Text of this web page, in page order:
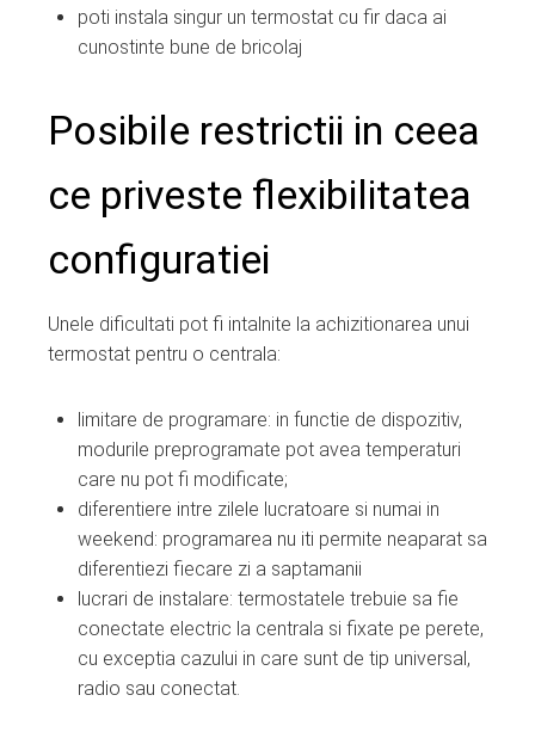
poti instala singur un termostat cu fir daca ai
cunostinte bune de bricolaj
Posibile restrictii in ceea
ce priveste flexibilitatea
configuratiei
Unele dificultati pot fi intalnite la achizitionarea unui
termostat pentru o centrala:
limitare de programare: in functie de dispozitiv,
modurile preprogramate pot avea temperaturi
care nu pot fi modificate;
diferentiere intre zilele lucratoare si numai in
weekend: programarea nu iti permite neaparat sa
diferentiezi fiecare zi a saptamanii
lucrari de instalare: termostatele trebuie sa fie
conectate electric la centrala si fixate pe perete,
cu exceptia cazului in care sunt de tip universal,
radio sau conectat.